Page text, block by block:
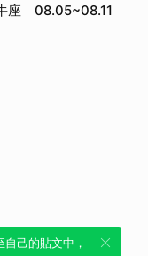
座 08.05~08.11
過發布貼
己的貼文中，